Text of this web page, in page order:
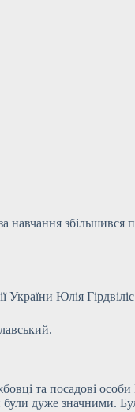
навчання збільшився
України Юлія
та посадові
були дуже значними.